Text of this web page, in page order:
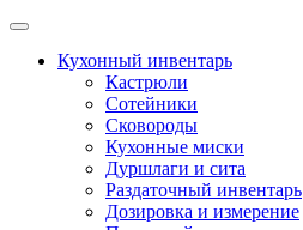
Skip
contentКухонный инвентарь
Кастрюли
Сотейники
Сковороды
Кухонные миски
Дуршлаги и сита
Раздаточный инвентарь
Дозировка и измерение